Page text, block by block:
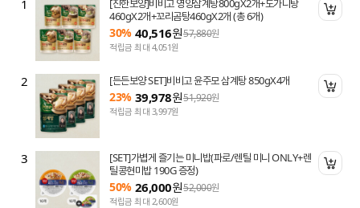
담기
담기
담기
1
[진한보양]비비고 영양삼계탕800gX2개+도가니탕
460gX2개+꼬리곰탕460gX2개 (총 6개)
30% 40,516원57,880원
적립금 최대 4,051원
2 [든든보양 SET]비비고 윤주모 삼계탕 850gX4개
23% 39,978원51,920원
적립금 최대 3,997원
3
[SET]가볍게 즐기는 미니밥(파로/렌틸 미니 ONLY+렌
틸콩현미밥 190G 증정)
50% 26,000원52,000원
적립금 최대 2,600원